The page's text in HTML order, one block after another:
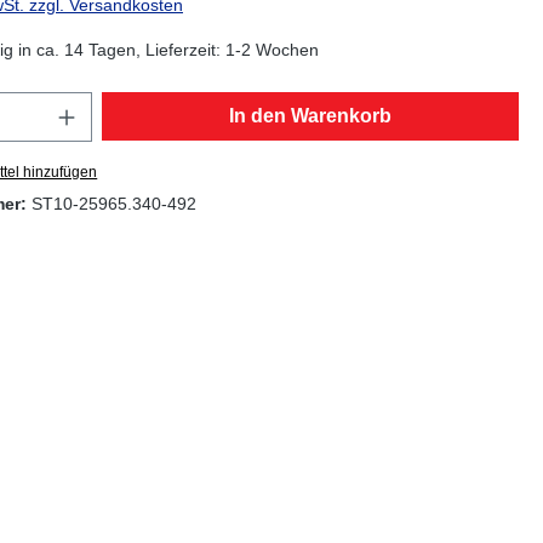
zzgl. Versandkosten
in ca. 14 Tagen, Lieferzeit: 1-2 Wochen
Anzahl: Gib den gewünschten Wert ein
In den Warenkorb
hinzufügen
ST10-25965.340-492